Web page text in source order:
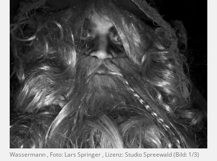
Einkaufen
Gruppen
Fremdenverkehrsvereine
Ludwig Leichhardt
Kahnfahrten
Fahrgastschiff
Campingplatz Jessern
Wirtschaftsförderung
Regionalentwicklung
SPOT
Bürgerbus
Naturwelt Lieberoser Heide
Q-Gemeinde Schwielochsee
Staatlich anerkannter Erholungsort Goyatz
Mein Brandenburg – Infostelen
Unternehmensbetreuung
ILB
Service
Über uns
Team
Aktuelles
Infomaterial
Warenkorb
Wassermann , Foto: Lars Springer , Lizenz: Studio Spreewald (Bild: 1/3)